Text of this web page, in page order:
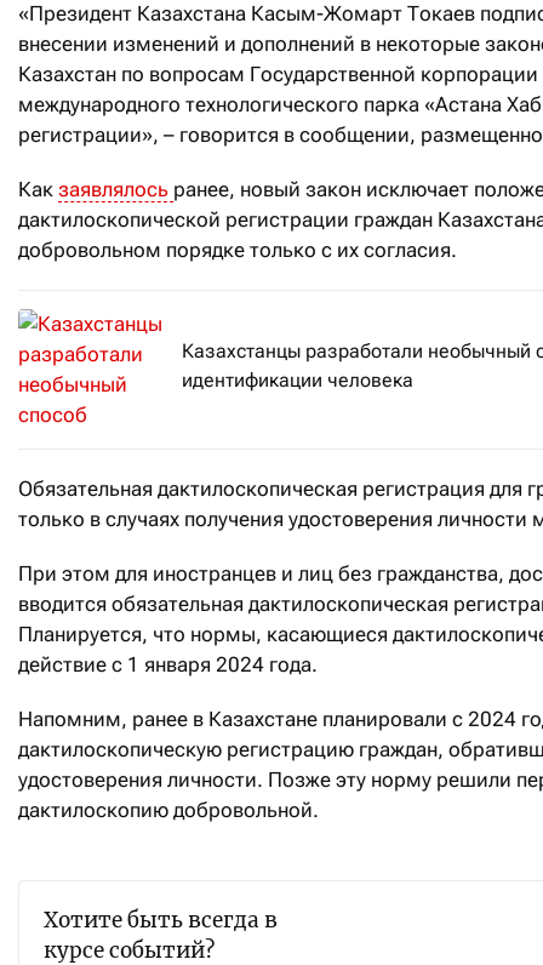
«Президент Казахстана Касым-Жомарт Токаев
внесении изменений и дополнений в некоторые
Казахстан по вопросам Государственной
международного технологического парка «Астана
регистрации», – говорится в сообщении,
Как заявлялось ранее, новый закон исключает
дактилоскопической регистрации граждан
добровольном порядке только с их согласия.
Казахстанцы разработали необычный
идентификации человека
Обязательная дактилоскопическая регистрация для
только в случаях получения удостоверения личности
При этом для иностранцев и лиц без гражданства,
вводится обязательная дактилоскопическая
Планируется, что нормы, касающиеся
действие с 1 января 2024 года.
Напомним, ранее в Казахстане планировали с 2024
дактилоскопическую регистрацию граждан,
удостоверения личности. Позже эту норму решили
дактилоскопию добровольной.
Хотите быть всегда в
курсе событий?